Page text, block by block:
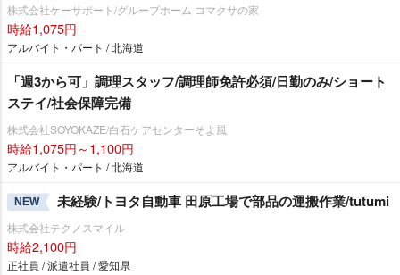
株式会社ケーサポート/グループホーム コマクサの家
時給1,075円
アルバイト・パート / 北海道
「週3から可」調理スタッフ/調理師免許必須/日勤のみ/ショート
ステイ/社会保障完備
株式会社SOYOKAZE/白石ケアセンターそよ風
時給1,075円～1,100円
アルバイト・パート / 北海道
NEW 未経験/トヨタ自動車 田原工場で部品の運搬作業/tutumi
株式会社テクノスマイル
時給2,100円
正社員 / 派遣社員 / 愛知県